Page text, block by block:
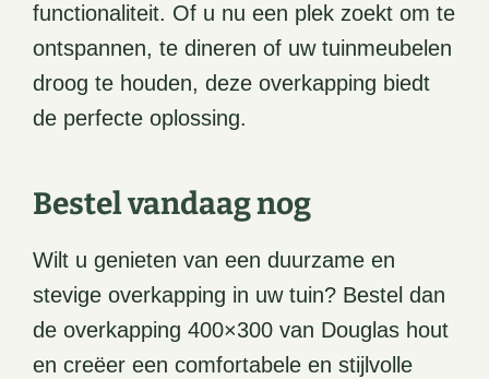
functionaliteit. Of u nu een plek zoekt om te
ontspannen, te dineren of uw tuinmeubelen
droog te houden, deze overkapping biedt
de perfecte oplossing.
Bestel vandaag nog
Wilt u genieten van een duurzame en
stevige overkapping in uw tuin? Bestel dan
de overkapping 400×300 van Douglas hout
en creëer een comfortabele en stijlvolle